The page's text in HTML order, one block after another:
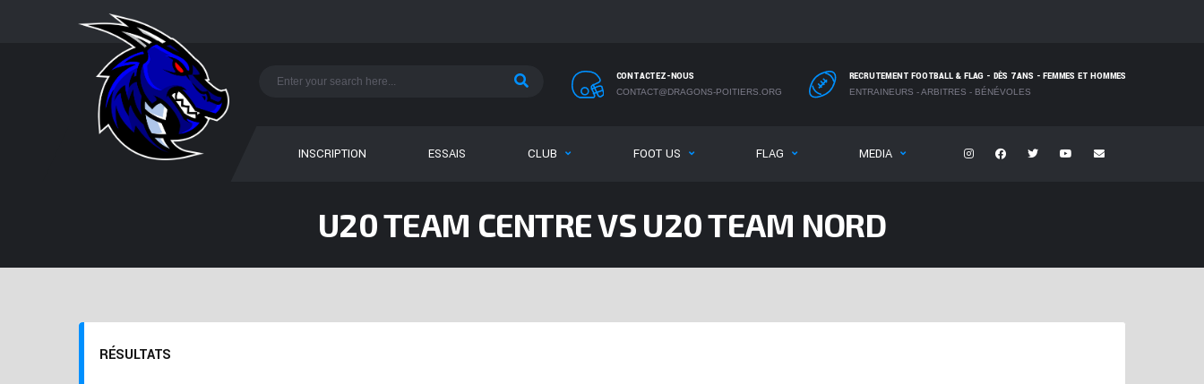
CONTACTEZ-NOUS
CONTACT@DRAGONS-POITIERS.ORG
RECRUTEMENT FOOTBALL & FLAG - DÈS 7 ANS - FEMMES ET HOMMES
ENTRAINEURS - ARBITRES - BÉNÉVOLES
INSCRIPTION ESSAIS CLUB FOOT US FLAG MEDIA
U20 TEAM CENTRE VS U20 TEAM NORD
RÉSULTATS